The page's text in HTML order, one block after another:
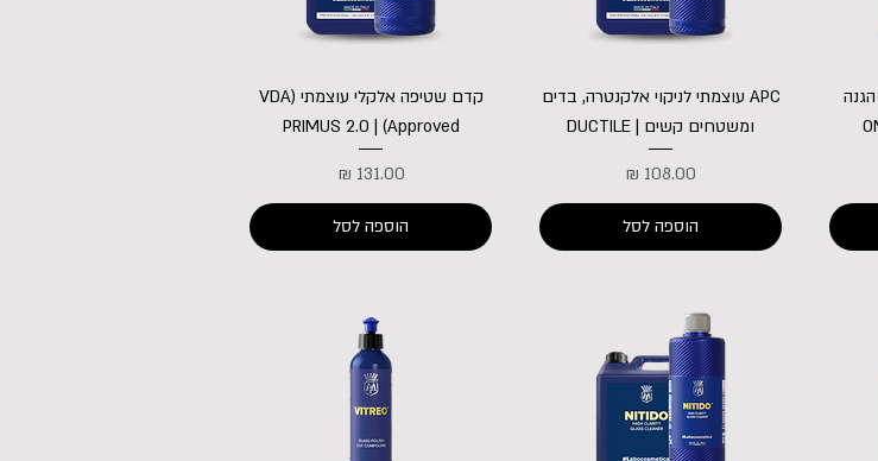
APC עוצמתי לניקוי אלקנטרה, בדים
ומשטחים קשים | DUCTILE
מחיר
הוספה לסל
קדם שטיפה אלקלי עוצמתי (VDA
Approved) | PRIMUS 2.0
מחיר
הוספה לסל